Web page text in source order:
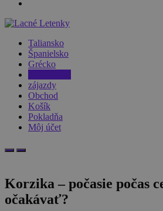
Taliansko
Španielsko
Grécko
zájazdy
Obchod
Košík
Pokladňa
Môj účet
Korzika – počasie počas
očakávať?